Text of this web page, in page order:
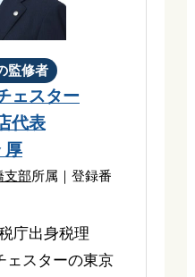
監修者
ェスター
代表
厚
支部所属｜登録番
庁出身税理
ェスターの東京